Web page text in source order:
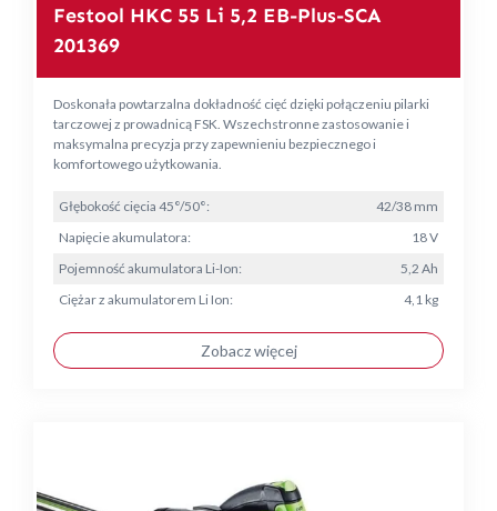
Festool HKC 55 Li 5,2 EB-Plus-SCA
201369
Doskonała powtarzalna dokładność cięć dzięki połączeniu pilarki
tarczowej z prowadnicą FSK. Wszechstronne zastosowanie i
maksymalna precyzja przy zapewnieniu bezpiecznego i
komfortowego użytkowania.
Głębokość cięcia 45°/50°:
42/38 mm
Napięcie akumulatora:
18 V
Pojemność akumulatora Li-Ion:
5,2 Ah
Ciężar z akumulatorem Li Ion:
4,1 kg
Zobacz więcej